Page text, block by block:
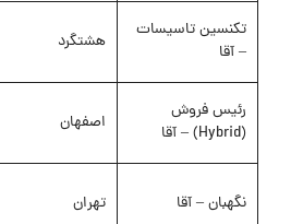
تکنسین تاسیسات
– آقا
هشتگرد
رئیس فروش
(Hybrid) – آقا
اصفهان
نگهبان – آقا تهران